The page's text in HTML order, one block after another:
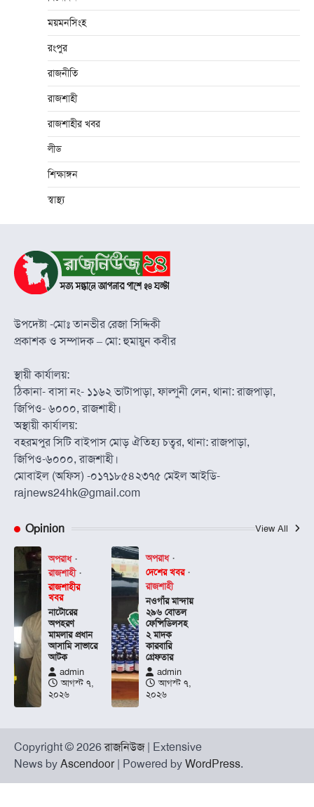
ময়মনসিংহ
রংপুর
রাজনীতি
রাজশাহী
রাজশাহীর খবর
লীড
শিক্ষাঙ্গন
স্বাস্থ্য
উপদেষ্টা -মোঃ তানভীর রেজা সিদ্দিকী
প্রকাশক ও সম্পাদক – মো: হুমায়ুন কবীর
স্থায়ী কার্যালয়:
ঠিকানা- বাসা নং- ১১৬২ ভাটাপাড়া, ফাল্গুনী লেন, থানা: রাজপাড়া,
জিপিও- ৬০০০, রাজশাহী।
অস্থায়ী কার্যালয়:
বহরমপুর সিটি বাইপাস মোড় ঐতিহ্য চত্বর, থানা: রাজপাড়া,
জিপিও-৬০০০, রাজশাহী।
মোবাইল (অফিস) -০১৭১৮৫৪২৩৭৫ মেইল আইডি-
rajnews24hk@gmail.com
Opinion View All
অপরাধ
রাজশাহী
রাজশাহীর
খবর
নাটোরের
অপহরণ
মামলার প্রধান
আসামি সাভারে
আটক
admin
আগস্ট ৭,
২০২৬
অপরাধ
দেশের খবর
রাজশাহী
নওগাঁর মান্দায়
২৯৬ বোতল
ফেন্সিডিলসহ
২ মাদক
কারবারি
গ্রেফতার
admin
আগস্ট ৭,
২০২৬
Copyright © 2026রাজনিউজ| Extensive
News by Ascendoor| Powered by WordPress.